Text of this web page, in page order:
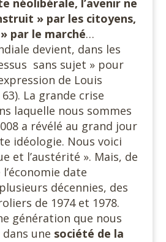
néolibérale, l’avenir ne
» par les citoyens,
par le marché…
devient, dans les
sans sujet » pour
de Louis
La grande crise
laquelle nous sommes
a révélé au grand jour
idéologie. Nous voici
et l’austérité ». Mais, de
date
décennies, des
de 1974 et 1978.
génération que nous
une société de la